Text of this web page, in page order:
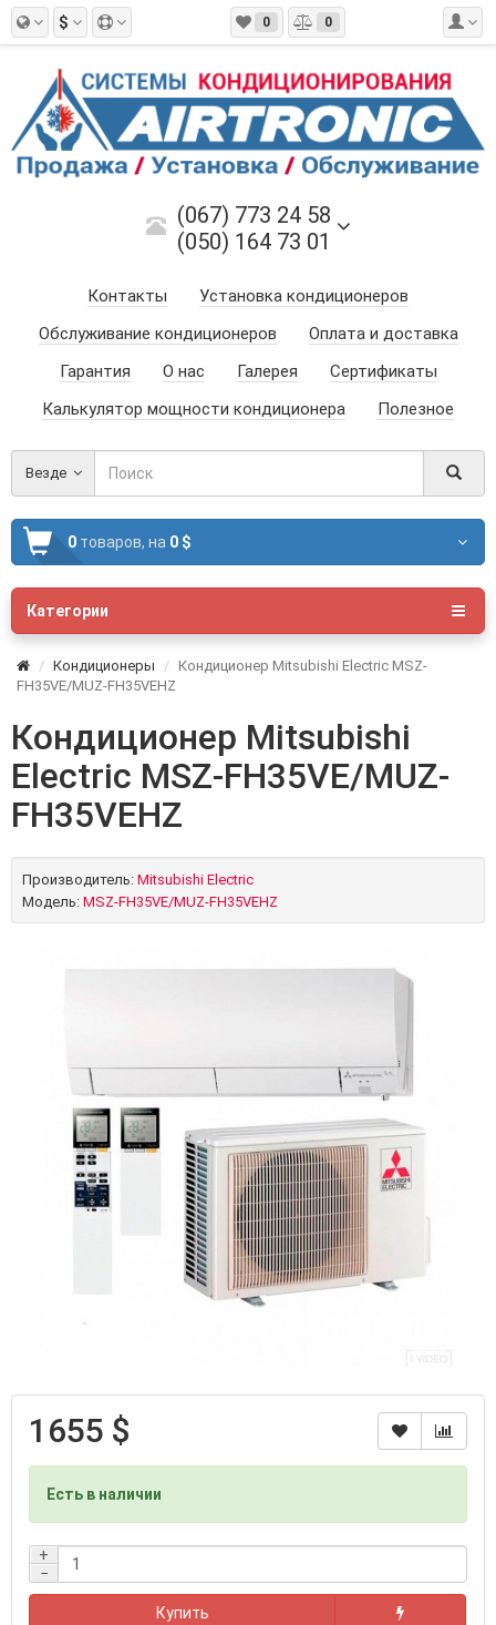
$ 0 0
(067) 773 24 58
(050) 164 73 01
Контакты
Установка кондиционеров
Обслуживание кондиционеров
Оплата и доставка
Гарантия
О нас Галерея
Сертификаты
Калькулятор мощности кондиционера
Полезное
Везде
0 товаров, на 0 $
Категории
Кондиционеры
Кондиционер Mitsubishi Electric MSZ-
FH35VE/MUZ-FH35VEHZ
Кондиционер Mitsubishi
Electric MSZ-FH35VE/MUZ-
FH35VEHZ
Производитель: Mitsubishi Electric
Модель: MSZ-FH35VE/MUZ-FH35VEHZ
1655 $
Есть в наличии
+
−
Купить